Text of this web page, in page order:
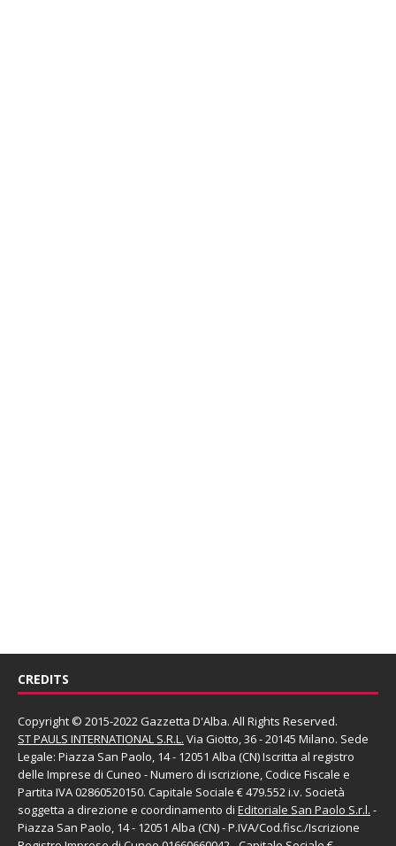
CREDITS
Copyright © 2015-2022 Gazzetta D'Alba. All Rights Reserved.
ST PAULS INTERNATIONAL S.R.L. Via Giotto, 36 - 20145 Milano. Sede
Legale: Piazza San Paolo, 14 - 12051 Alba (CN) Iscritta al registro
delle Imprese di Cuneo - Numero di iscrizione, Codice Fiscale e
Partita IVA 02860520150. Capitale Sociale € 479.552 i.v. Società
soggetta a direzione e coordinamento di Editoriale San Paolo S.r.l. -
Piazza San Paolo, 14 - 12051 Alba (CN) - P.IVA/Cod.fisc./Iscrizione